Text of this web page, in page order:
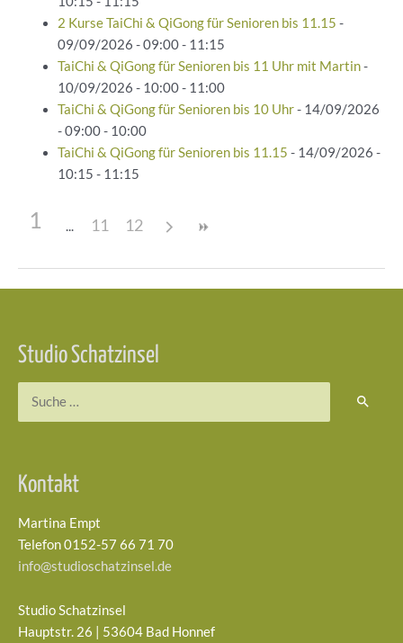
2 Kurse TaiChi & QiGong für Senioren bis 11.15 -
09/09/2026 - 09:00 - 11:15
TaiChi & QiGong für Senioren bis 11 Uhr mit Martin-
10/09/2026 - 10:00 - 11:00
TaiChi & QiGong für Senioren bis 10 Uhr- 14/09/2026
- 09:00 - 10:00
TaiChi & QiGong für Senioren bis 11.15 - 14/09/2026 -
10:15 - 11:15
1 11 12
Studio Schatzinsel
Kontakt
Martina Empt
Telefon 0152-57 66 71 70
info@studioschatzinsel.de
Studio Schatzinsel
Hauptstr. 26 | 53604 Bad Honnef